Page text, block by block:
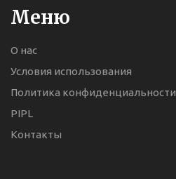
Меню
О нас
Условия использования
Политика конфиденциальности
PIPL
Контакты